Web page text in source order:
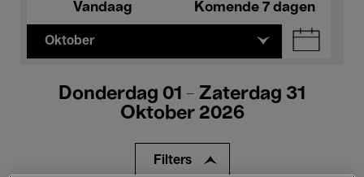
Vandaag Komende 7 dagen
Oktober
Donderdag 01 - Zaterdag 31
Oktober 2026
Filters